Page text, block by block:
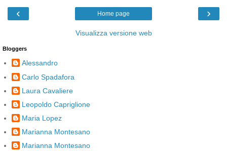
‹ ›
Home page
Visualizza versione web
Bloggers
Alessandro
Carlo Spadafora
Laura Cavaliere
Leopoldo Capriglione
Maria Lopez
Marianna Montesano
Marianna Montesano